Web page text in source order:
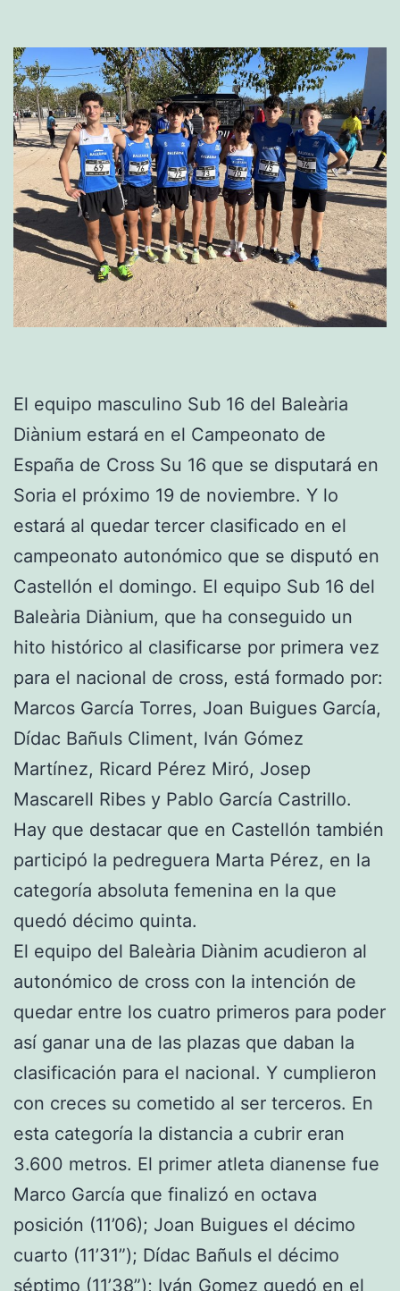
El equipo masculino Sub 16 del Baleària
Diànium estará en el Campeonato de
España de Cross Su 16 que se disputará en
Soria el próximo 19 de noviembre. Y lo
estará al quedar tercer clasificado en el
campeonato autonómico que se disputó en
Castellón el domingo. El equipo Sub 16 del
Baleària Diànium, que ha conseguido un
hito histórico al clasificarse por primera vez
para el nacional de cross, está formado por:
Marcos García Torres, Joan Buigues García,
Dídac Bañuls Climent, Iván Gómez
Martínez, Ricard Pérez Miró, Josep
Mascarell Ribes y Pablo García Castrillo.
Hay que destacar que en Castellón también
participó la pedreguera Marta Pérez, en la
categoría absoluta femenina en la que
quedó décimo quinta.
El equipo del Baleària Diànim acudieron al
autonómico de cross con la intención de
quedar entre los cuatro primeros para poder
así ganar una de las plazas que daban la
clasificación para el nacional. Y cumplieron
con creces su cometido al ser terceros. En
esta categoría la distancia a cubrir eran
3.600 metros. El primer atleta dianense fue
Marco García que finalizó en octava
posición (11’06); Joan Buigues el décimo
cuarto (11’31”); Dídac Bañuls el décimo
séptimo (11’38”); Iván Gomez quedó en el